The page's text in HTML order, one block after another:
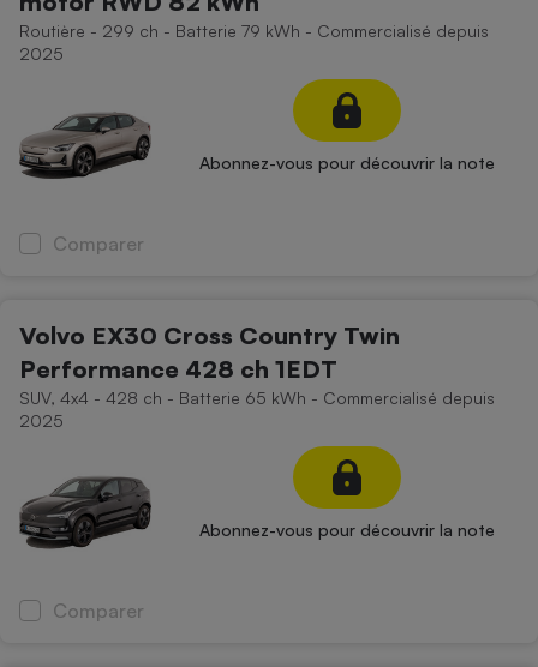
Routière - 299 ch - Batterie 79 kWh - Commercialisé depuis
2025
Abonnez-vous pour découvrir la note
Comparer
Volvo EX30 Cross Country Twin
Performance 428 ch 1EDT
SUV, 4x4 - 428 ch - Batterie 65 kWh - Commercialisé depuis
2025
Abonnez-vous pour découvrir la note
Comparer
Climatiseur -
Ventilateur
Robot ménager